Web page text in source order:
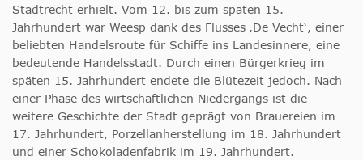
Stadtrecht erhielt. Vom 12. bis zum späten 15.
Jahrhundert war Weesp dank des Flusses ‚De Vecht‘, einer
beliebten Handelsroute für Schiffe ins Landesinnere, eine
bedeutende Handelsstadt. Durch einen Bürgerkrieg im
späten 15. Jahrhundert endete die Blütezeit jedoch. Nach
einer Phase des wirtschaftlichen Niedergangs ist die
weitere Geschichte der Stadt geprägt von Brauereien im
17. Jahrhundert, Porzellanherstellung im 18. Jahrhundert
und einer Schokoladenfabrik im 19. Jahrhundert.